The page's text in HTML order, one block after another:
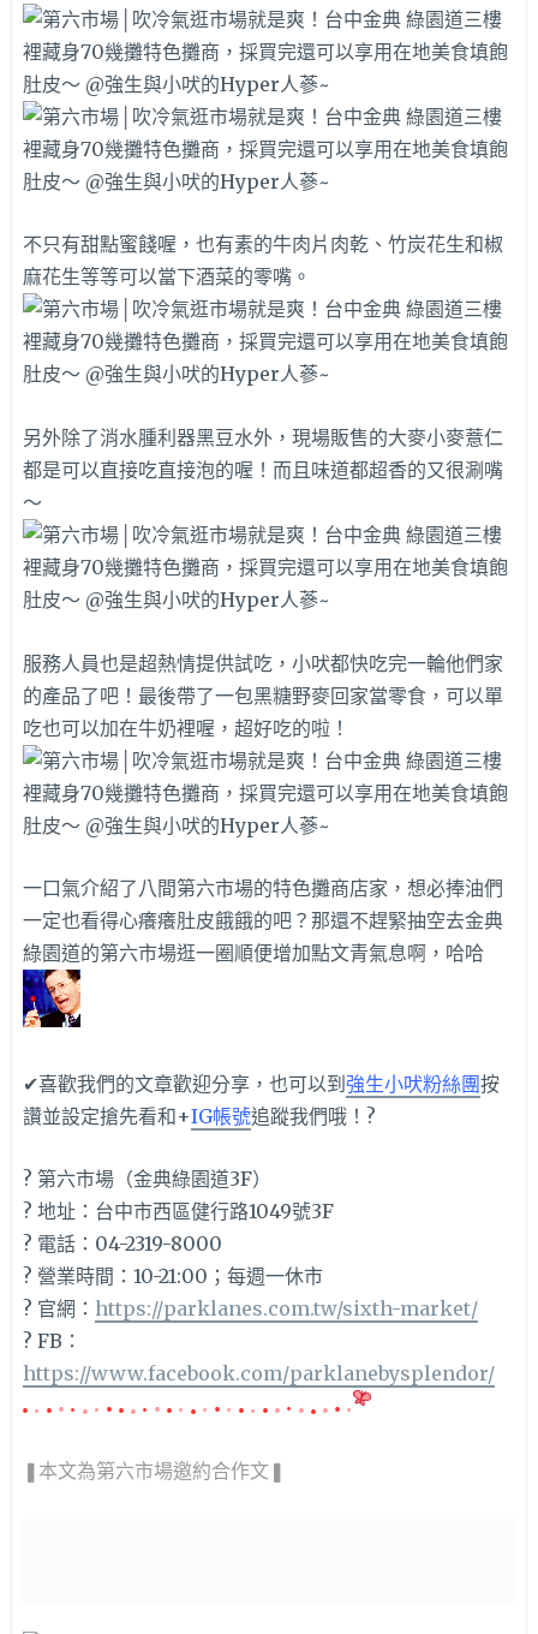
不只有甜點蜜餞喔，也有素的牛肉片肉乾、竹炭花生和椒
麻花生等等可以當下酒菜的零嘴。
另外除了消水腫利器黑豆水外，現場販售的大麥小麥薏仁
都是可以直接吃直接泡的喔！而且味道都超香的又很涮嘴
～
服務人員也是超熱情提供試吃，小吠都快吃完一輪他們家
的產品了吧！最後帶了一包黑糖野麥回家當零食，可以單
吃也可以加在牛奶裡喔，超好吃的啦！
一口氣介紹了八間第六市場的特色攤商店家，想必捧油們
一定也看得心癢癢肚皮餓餓的吧？那還不趕緊抽空去金典
綠園道的第六市場逛一圈順便增加點文青氣息啊，哈哈
✔喜歡我們的文章歡迎分享，也可以到強生小吠粉絲團按
讚並設定搶先看和+IG帳號追蹤我們哦！?
? 第六市場（金典綠園道3F）
? 地址：台中市西區健行路1049號3F
? 電話：04-2319-8000
? 營業時間：10-21:00；每週一休市
? 官網： https://parklanes.com.tw/sixth-market/
? FB：
https://www.facebook.com/parklanebysplendor/
❚本文為第六市場邀約合作文❚